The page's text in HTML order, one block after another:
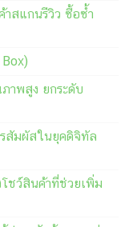
สแกนรีวิว ซื้อซ้ำ
าพสูง ยกระดับ
สัมผัสในยุคดิจิทัล
ชว์สินค้าที่ช่วยเพิ่ม